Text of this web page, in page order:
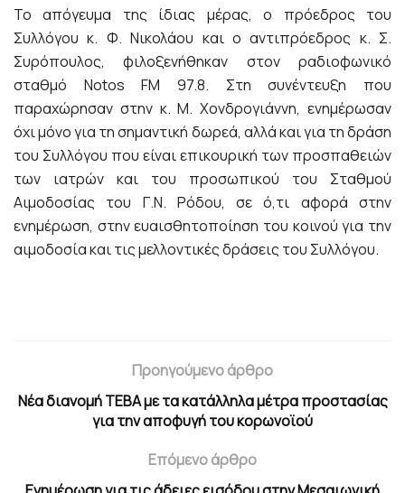
Το απόγευμα της ίδιας μέρας, ο πρόεδρος του
Συλλόγου κ. Φ. Νικολάου και ο αντιπρόεδρος κ. Σ.
Συρόπουλος, φιλοξενήθηκαν στον ραδιοφωνικό
σταθμό Notos FM 97.8. Στη συνέντευξη που
παραχώρησαν στην κ. Μ. Χονδρογιάννη, ενημέρωσαν
όχι μόνο για τη σημαντική δωρεά, αλλά και για τη δράση
του Συλλόγου που είναι επικουρική των προσπαθειών
των ιατρών και του προσωπικού του Σταθμού
Αιμοδοσίας του Γ.Ν. Ρόδου, σε ό,τι αφορά στην
ενημέρωση, στην ευαισθητοποίηση του κοινού για την
αιμοδοσία και τις μελλοντικές δράσεις του Συλλόγου.
Προηγούμενο άρθρο
Νέα διανομή ΤΕΒΑ με τα κατάλληλα μέτρα προστασίας
για την αποφυγή του κορωνοϊού
Επόμενο άρθρο